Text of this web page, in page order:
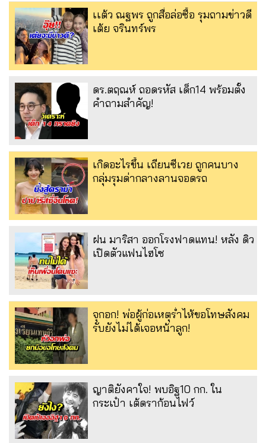
เเต้ว ณฐพร ถูกสื่อล่อซื้อ รุมถามข่าวดี
เต้ย จรินทร์พร
ดร.ตฤณห์ ถอดรหัส เด็ก14 พร้อมตั้ง
คำถามสำคัญ!
เกิดอะไรขึ้น เถียนซีเวย ถูกคนบาง
กลุ่มรุมด่ากลางลานจอดรถ
ฝน มาริสา ออกโรงฟาดแทน! หลัง ดิว
เปิดตัวแฟนไฮโซ
จุกอก! พ่อผู้ก่อเหตุร่ำไห้ขอโทษสังคม
รับยังไม่ได้เจอหน้าลูก!
ญาติยังคาใจ! พบอิฐ10 กก. ใน
กระเป๋า เต้ดราก้อนไฟว์